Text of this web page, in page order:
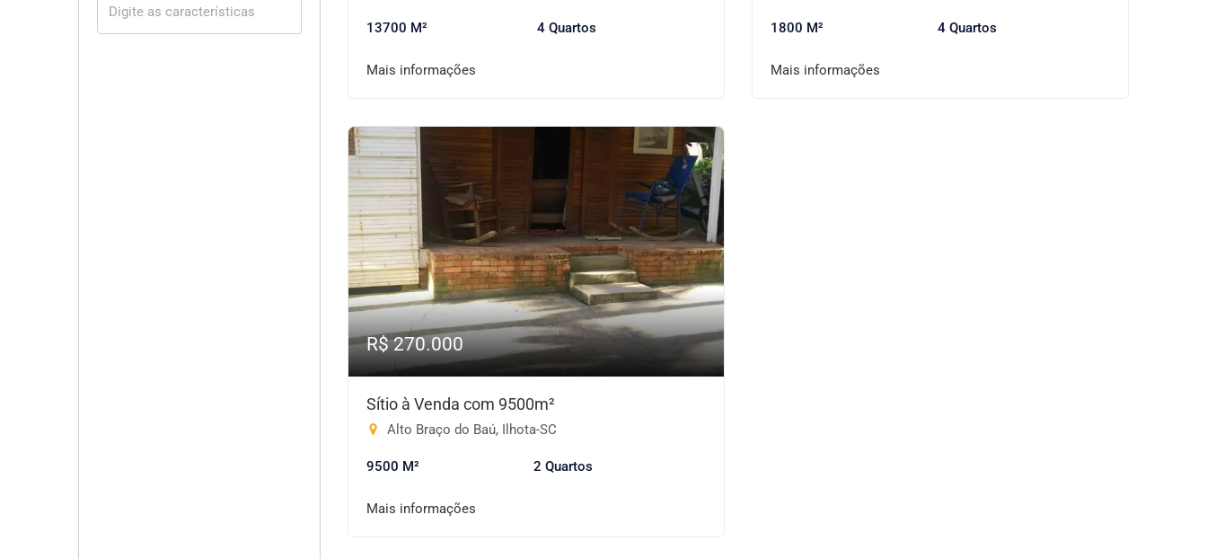
13700 M² 4 Quartos
Mais informações
1800 M² 4 Quartos
Mais informações
R$ 270.000
Sítio à Venda com 9500m²
Alto Braço do Baú, Ilhota-SC
9500 M² 2 Quartos
Mais informações